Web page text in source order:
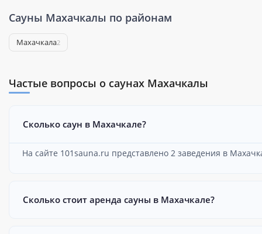
Сауны Махачкалы по районам
Махачкала2
Частые вопросы о саунах Махачкалы
Сколько саун в Махачкале?
На сайте 101sauna.ru представлено 2 заведения в
Сколько стоит аренда сауны в Махачкале?